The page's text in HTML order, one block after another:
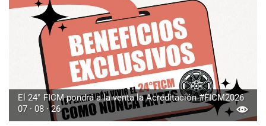
El 24° FICM pondrá a la venta la Acreditación #FICM2026
07 · 08 · 26